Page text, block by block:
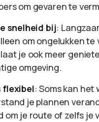
om gevaren te
snelheid bij:
om ongelukken te
je ook meer
omgeving.
flexibel: Soms kan het
je plannen
om je route of zelfs je